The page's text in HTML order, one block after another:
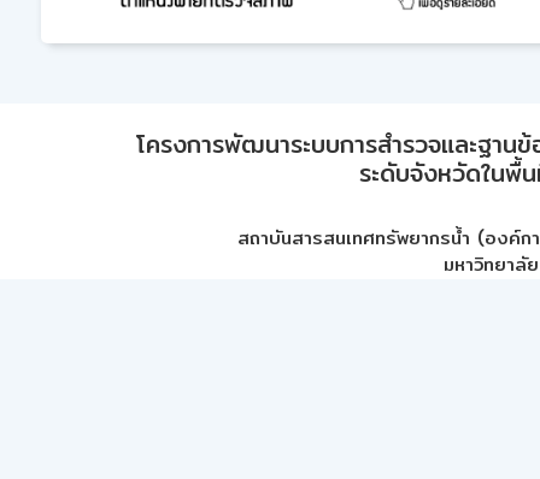
โครงการพัฒนาระบบการสำรวจและฐา
ระดับจังหวัดในพื้
สถาบันสารสนเทศทรัพยากรน้ำ (องค์ก
มหาวิทยาลั